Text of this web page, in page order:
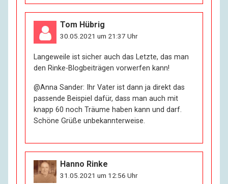
nie eine solche lange, enge Bindung gehabt, deshalb
glücklicher bin … Ich habe eigentlich immer das getan,
wozu ich Lust hatte, und darüber bin ich froh jetzt.
als ich noch jung war, da hab’ ich nie das gemacht,
was ich wollte. Jetzt ist das anders: Ich will nichts
mehr.“ – Das ist natürlich sehr traurig. Aber es war
wenigstens eine Entscheidung, die er damals getroffen
hat: für die Pflicht, gegen das Vergnügen. Die meisten
Menschen wissen ja gar nicht, was sie wollen und
R: Sie gehören zwei ganz unterschiedlichen
Minderheiten an: den Alten und den Homosexuellen.
Würden Sie sagen, dass das Ihre Probleme
Tom Hübrig
30.05.2021 um 21:37 Uhr
Langeweile ist sicher auch das Letzte, das man
den Rinke-Blogbeiträgen vorwerfen kann!
@Anna Sander: Ihr Vater ist dann ja direkt das
passende Beispiel dafür, dass man auch mit
knapp 60 noch Träume haben kann und darf.
Schöne Grüße unbekannterweise.
Hanno Rinke
31.05.2021 um 12:56 Uhr